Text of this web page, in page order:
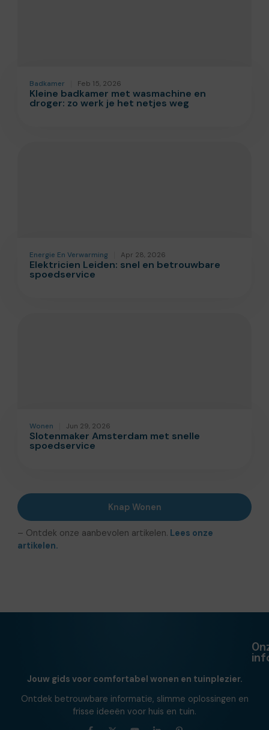
Badkamer Feb 15, 2026
Kleine badkamer met wasmachine en
droger: zo werk je het netjes weg
Energie En Verwarming Apr 28, 2026
Elektricien Leiden: snel en betrouwbare
spoedservice
Wonen Jun 29, 2026
Slotenmaker Amsterdam met snelle
spoedservice
Knap Wonen
– Ontdek onze aanbevolen artikelen. Lees onze
artikelen.
Jouw gids voor comfortabel wonen en tuinplezier.
Ontdek betrouwbare informatie, slimme oplossingen en
frisse ideeën voor huis en tuin.